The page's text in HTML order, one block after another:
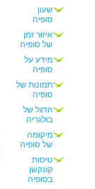
שעון
סופיה
איזור זמן
של סופיה
מידע על
סופיה
תמונות של
סופיה
הדגל של
בולגריה
מיקומה
של סופיה
טיסות
קונקשן
בסופיה